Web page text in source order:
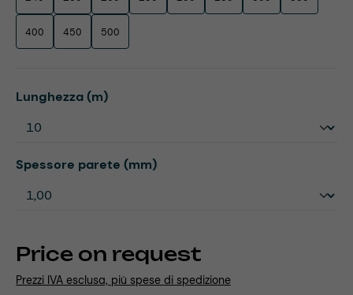
Price on request
Prezzi IVA esclusa, più spese di spedizione
400 450 500
Select
Lunghezza (m)
Select
Spessore parete (mm)